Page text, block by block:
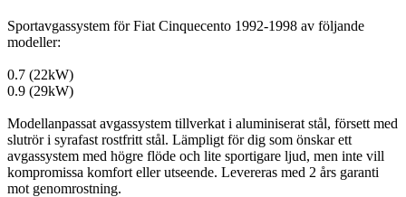
Sportavgassystem för Fiat Cinquecento 1992-1998 av följande
modeller:
0.7 (22kW)
0.9 (29kW)
Modellanpassat avgassystem tillverkat i aluminiserat stål, försett med
slutrör i syrafast rostfritt stål. Lämpligt för dig som önskar ett
avgassystem med högre flöde och lite sportigare ljud, men inte vill
kompromissa komfort eller utseende. Levereras med 2 års garanti
mot genomrostning.